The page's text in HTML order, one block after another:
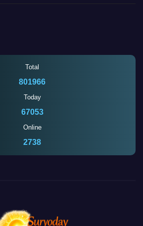
Total
801966
Today
67053
Online
2738